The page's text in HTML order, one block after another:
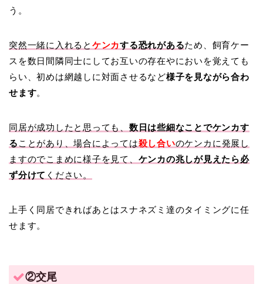
う。
突然一緒に入れると ケンカする恐れがあるため、飼育ケー
スを数日間隣同士にしてお互いの存在やにおいを覚えても
らい、初めは網越しに対面させるなど様子を見ながら合わ
せます。
同居が成功したと思っても、 数日は些細なことでケンカす
る ことがあり、場合によっては殺し合いのケンカに発展し
ますのでこまめに様子を見て、 ケンカの兆しが見えたら必
ず分けて ください。
上手く同居できればあとはスナネズミ達のタイミングに任
せます。
②交尾